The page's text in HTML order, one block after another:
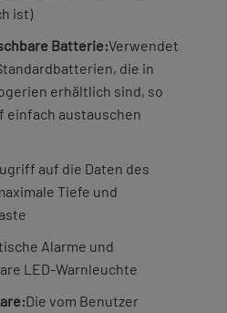
ist)
Batterie:Verwendet
die in
erhältlich sind, so
einfach austauschen
auf die Daten des
Tiefe und
Alarme und
LED-Warnleuchte
Die vom Benutzer